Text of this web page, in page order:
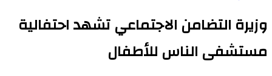
وزيرة التضامن الاجتماعي تشهد احتفالية
مستشفى الناس للأطفال